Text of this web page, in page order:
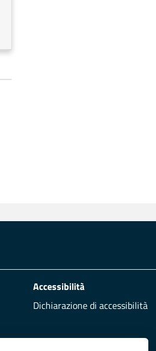
Accessibilità
Dichiarazione di accessibilità